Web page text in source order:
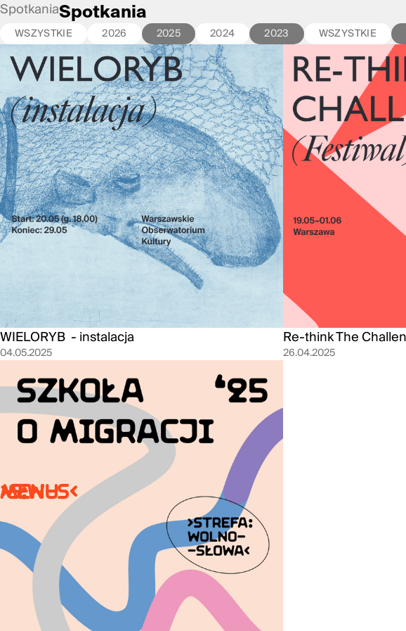
>S:W-S<
MENU
SpotkaniaSpotkania
WSZYSTKIE 2026 2025 2024 2023 WSZYSTKIE
WIELORYB - instalacja
04.05.2025
Re-think The
26.04.2025